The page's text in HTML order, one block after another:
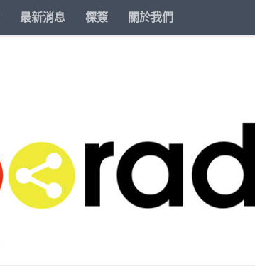
最新消息 標簽 關於我們